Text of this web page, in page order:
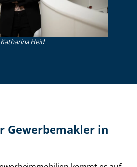
Heid
Gewerbemakler in